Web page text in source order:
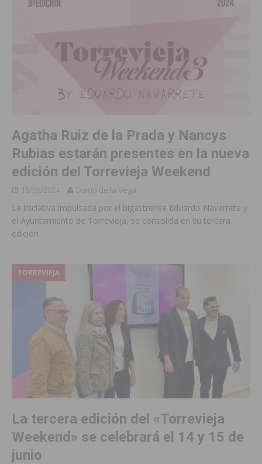
Agatha Ruiz de la Prada y Nancys
Rubias estarán presentes en la nueva
edición del Torrevieja Weekend
13/06/2024 Diario de la Vega
La iniciativa impulsada por el bigastrense Eduardo Navarrete y
el Ayuntamiento de Torrevieja, se consolida en su tercera
edición
TORREVIEJA
La tercera edición del «Torrevieja
Weekend» se celebrará el 14 y 15 de
junio